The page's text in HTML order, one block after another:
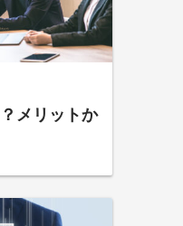
メリットか